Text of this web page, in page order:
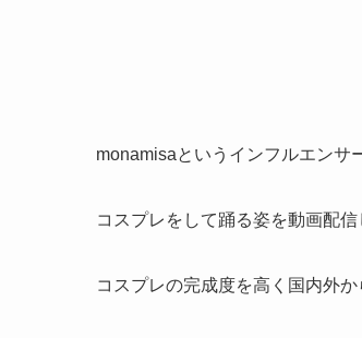
monamisaというインフルエンサ
コスプレをして踊る姿を動画配
コスプレの完成度を高く国内外か